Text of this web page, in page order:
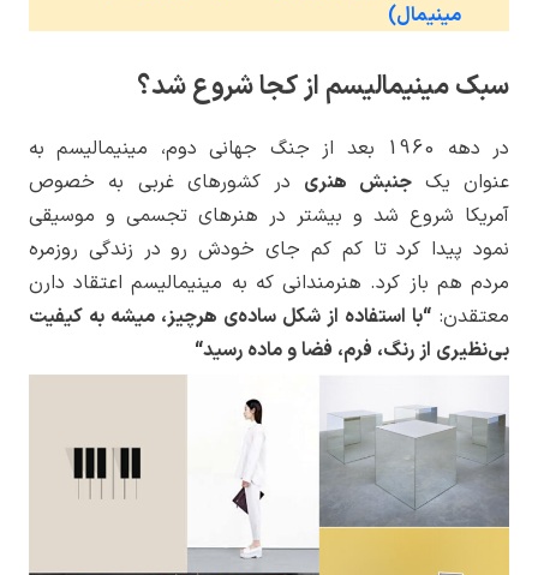
مینیمال)
سبک مینیمالیسم از کجا شروع شد؟
در دهه 1960 بعد از جنگ جهانی دوم، مینیمالیسم به
عنوان یکجنبش هنری در کشورهای غربی به خصوص
آمریکا شروع شد و بیشتر در هنرهای تجسمی و موسیقی
نمود پیدا کرد تا کم کم جای خودش رو در زندگی روزمره
مردم هم باز کرد. هنرمندانی که به مینیمالیسم اعتقاد دارن
معتقدن: “با استفاده از شکل ساده‌ی هرچیز، میشه به کیفیت
بی‌نظیری از رنگ، فرم، فضا و ماده رسید“